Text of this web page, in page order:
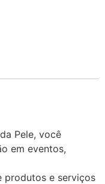
Pele, você
em eventos,
produtos e serviços